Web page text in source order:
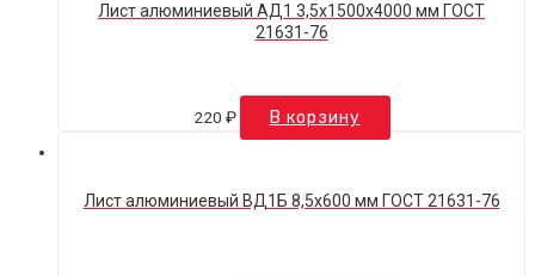
Лист алюминиевый АД1 3,5х1500х4000 мм ГОСТ
21631-76
220 ₽ В корзину
Лист алюминиевый ВД1Б 8,5х600 мм ГОСТ 21631-76